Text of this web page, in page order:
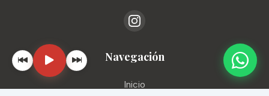
Navegación
Inicio